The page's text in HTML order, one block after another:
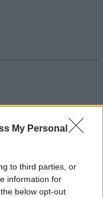
My Personal
to third parties, or
information for
below opt-out